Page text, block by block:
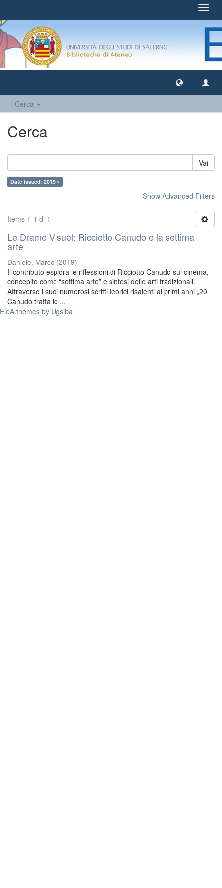
Cerca
Cerca
Vai
Date issued: 2019 ×
Show Advanced Filters
Items 1-1 di 1
Le Drame Visuel: Ricciotto Canudo e la settima
arte
Daniele, Marco (2019)
Il contributo esplora le riflessioni di Ricciotto Canudo sul cinema,
concepito come “settima arte” e sintesi delle arti tradizionali.
Attraverso i suoi numerosi scritti teorici risalenti ai primi anni „20
Canudo tratta le ...
EleA themes by Ugsiba